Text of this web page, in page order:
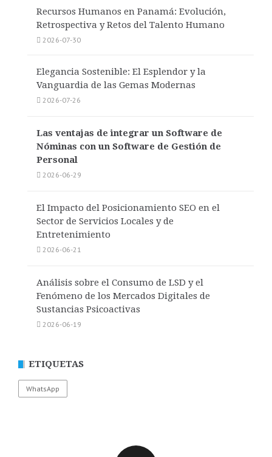
Recursos Humanos en Panamá: Evolución,
Retrospectiva y Retos del Talento Humano
2026-07-30
Elegancia Sostenible: El Esplendor y la
Vanguardia de las Gemas Modernas
2026-07-26
Las ventajas de integrar un Software de
Nóminas con un Software de Gestión de
Personal
2026-06-29
El Impacto del Posicionamiento SEO en el
Sector de Servicios Locales y de
Entretenimiento
2026-06-21
Análisis sobre el Consumo de LSD y el
Fenómeno de los Mercados Digitales de
Sustancias Psicoactivas
2026-06-19
ETIQUETAS
WhatsApp